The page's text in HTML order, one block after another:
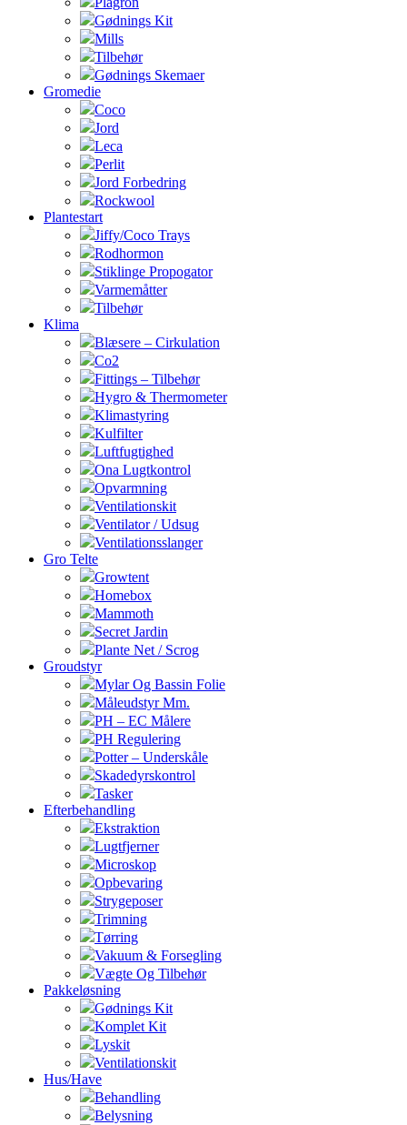
Gødnings Kit
Mills
Tilbehør
Gødnings Skemaer
Gromedie
Coco
Jord
Leca
Perlit
Jord Forbedring
Rockwool
Plantestart
Jiffy/Coco Trays
Rodhormon
Stiklinge Propogator
Varmemåtter
Tilbehør
Klima
Blæsere – Cirkulation
Co2
Fittings – Tilbehør
Hygro & Thermometer
Klimastyring
Kulfilter
Luftfugtighed
Ona Lugtkontrol
Opvarmning
Ventilationskit
Ventilator / Udsug
Ventilationsslanger
Gro Telte
Growtent
Homebox
Mammoth
Secret Jardin
Plante Net / Scrog
Groudstyr
Mylar Og Bassin Folie
Måleudstyr Mm.
PH – EC Målere
PH Regulering
Potter – Underskåle
Skadedyrskontrol
Tasker
Efterbehandling
Ekstraktion
Lugtfjerner
Microskop
Opbevaring
Strygeposer
Trimning
Tørring
Vakuum & Forsegling
Vægte Og Tilbehør
Pakkeløsning
Gødnings Kit
Komplet Kit
Lyskit
Ventilationskit
Hus/Have
Behandling
Belysning